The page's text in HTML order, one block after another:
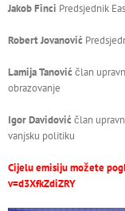
Jakob Finci Predsjednik
Robert Jovanović
Lamija Tanović član
obrazovanje
Igor Davidović član
vanjsku politiku
Cijelu emisiju možete
v=d3XfkZdiZRY